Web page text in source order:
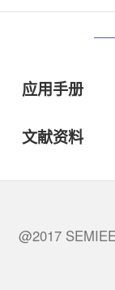
应用手册
文献资料
@2017